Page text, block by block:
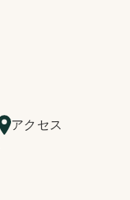
アクセス